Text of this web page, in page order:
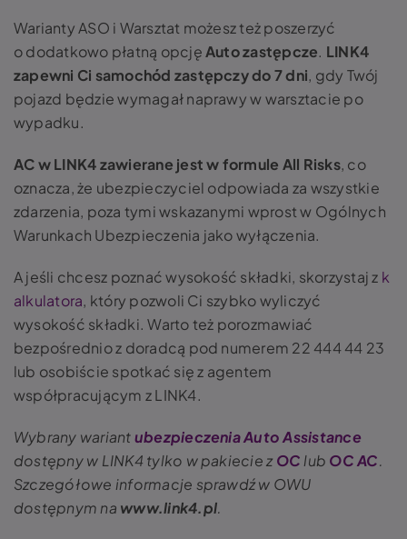
Warianty ASO i Warsztat możesz też poszerzyć
o dodatkowo płatną opcjęAuto zastępcze. LINK4
zapewni Ci samochód zastępczy do 7 dni, gdy Twój
pojazd będzie wymagał naprawy w warsztacie po
wypadku.
AC w LINK4 zawierane jest w formule All Risks, co
oznacza, że ubezpieczyciel odpowiada za wszystkie
zdarzenia, poza tymi wskazanymi wprost w Ogólnych
Warunkach Ubezpieczenia jako wyłączenia.
A jeśli chcesz poznać wysokość składki, skorzystaj z k
alkulatora, który pozwoli Ci szybko wyliczyć
wysokość składki. Warto też porozmawiać
bezpośrednio z doradcą pod numerem 22 444 44 23
lub osobiście spotkać się z agentem
współpracującym z LINK4.
Wybrany wariantubezpieczenia Auto Assistance
dostępny w LINK4 tylko w pakiecie z OC lub OC AC.
Szczegółowe informacje sprawdź w OWU
dostępnym na www.link4.pl.